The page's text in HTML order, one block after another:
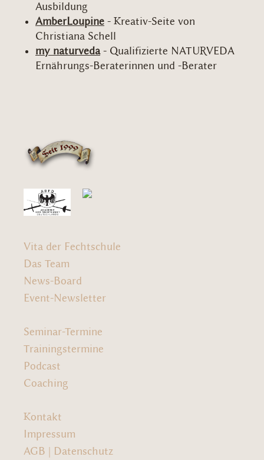
Ausbildung
AmberLoupine - Kreativ-Seite von
Christiana Schell
my naturveda- Qualifizierte NATURVEDA
Ernährungs-Beraterinnen und -Berater
Vita der Fechtschule
Das Team
News-Board
Event-Newsletter
Seminar-Termine
Trainingstermine
Podcast
Coaching
Kontakt
Impressum
AGB
Datenschutz